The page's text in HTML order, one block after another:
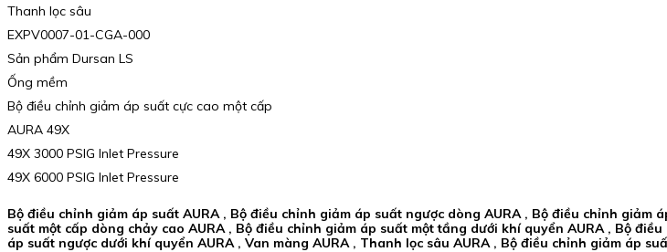
Thanh lọc sâu
EXPV0007-01-CGA-000
Sản phẩm Dursan LS
Ống mềm
Bộ điều chỉnh giảm áp suất cực cao một cấp
AURA 49X
49X 3000 PSIG Inlet Pressure
49X 6000 PSIG Inlet Pressure
Bộ điều chỉnh giảm áp suất AURA , Bộ điều chỉnh giảm áp suất ngược dòng AURA , Bộ điều chỉnh giảm
suất một cấp dòng chảy cao AURA , Bộ điều chỉnh giảm áp suất một tầng dưới khí quyển AURA , Bộ
áp suất ngược dưới khí quyển AURA , Van màng AURA , Thanh lọc sâu AURA , Bộ điều chỉnh giảm áp